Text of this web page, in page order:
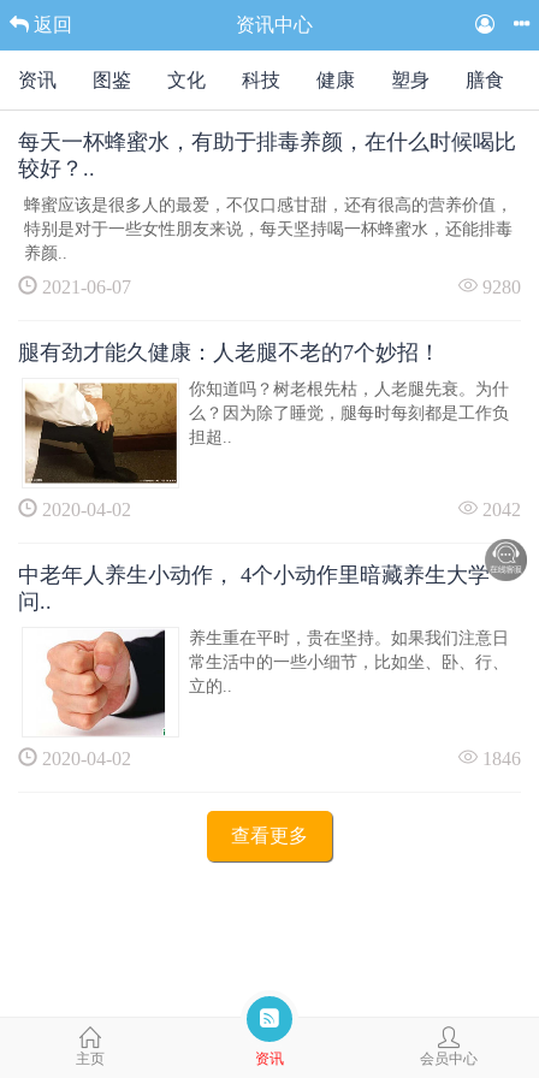
返回 资讯中心
资讯 图鉴 文化 科技 健康 塑身 膳食
每天一杯蜂蜜水，有助于排毒养颜，在什么时候喝比
较好？..
蜂蜜应该是很多人的最爱，不仅口感甘甜，还有很高的营养价值，
特别是对于一些女性朋友来说，每天坚持喝一杯蜂蜜水，还能排毒
养颜..
2021-06-07 9280
腿有劲才能久健康：人老腿不老的7个妙招！
你知道吗？树老根先枯，人老腿先衰。为什
么？因为除了睡觉，腿每时每刻都是工作负
担超..
2020-04-02 2042
中老年人养生小动作， 4个小动作里暗藏养生大学
问..
养生重在平时，贵在坚持。如果我们注意日
常生活中的一些小细节，比如坐、卧、行、
立的..
2020-04-02 1846
查看更多
主页 资讯 会员中心